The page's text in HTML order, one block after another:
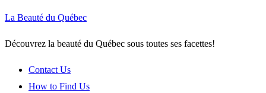
La Beauté du Québec
Découvrez la beauté du Québec sous toutes ses facettes!
Contact Us
How to Find Us